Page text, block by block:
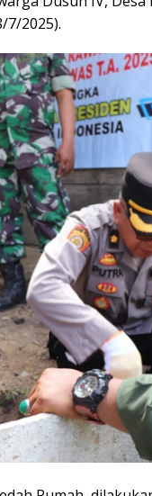
7/2025).